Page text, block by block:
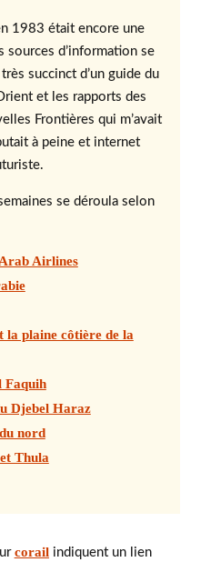
1983 était encore une
sources d’information se
succinct d’un guide du
et les rapports des
Frontières qui m’avait
à peine et internet
se déroula selon
Airlines
la plaine côtière de la
Faquih
Djebel Haraz
nord
Thula
corailindiquent un lien